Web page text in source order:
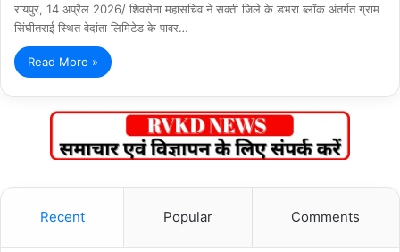
रायपुर, 14 अप्रैल 2026/ शिवसेना महासचिव ने सक्ती जिले के डभरा ब्लॉक अंतर्गत ग्राम
सिंघीतराई स्थित वेदांता लिमिटेड के पावर…
Read More »
Recent Popular Comments